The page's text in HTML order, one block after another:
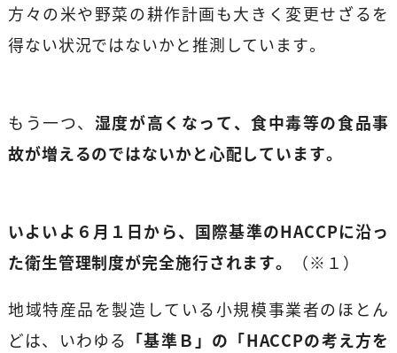
方々の米や野菜の耕作計画も大きく変更せざるを
得ない状況ではないかと推測しています。
もう一つ、 湿度が高くなって、食中毒等の食品事
故が増えるのではないかと心配しています。
いよいよ６月１日から、国際基準のHACCPに沿っ
た衛生管理制度が完全施行されます。
（※１）
地域特産品を製造している小規模事業者のほとん
どは、いわゆる 「基準Ｂ」の「HACCPの考え方を